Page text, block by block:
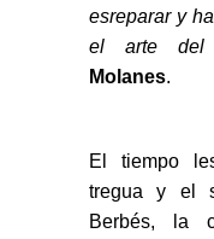
esreparar y
el arte del
Molanes.
El tiempo
tregua y el
Berbés, la